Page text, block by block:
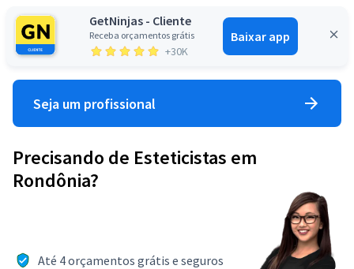
GetNinjas - Cliente
Receba orçamentos grátis
+30K
Baixar app
Entrar
Seja um profissional
Precisando de Esteticistas em
Rondônia?
Até 4 orçamentos grátis e seguros